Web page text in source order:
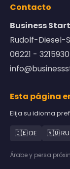
Contacto
Business Start
Rudolf-Diesel-
06221 - 3215930
Esta página
Elija su idioma
🇩🇪 DE 🇷🇺 RU
Árabe y persa